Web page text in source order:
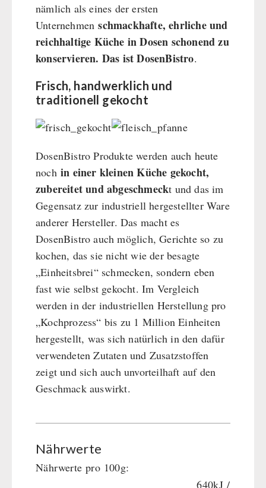
nämlich als eines der ersten
Unternehmenschmackhafte, ehrliche und
reichhaltige Küche in Dosen schonend zu
konservieren. Das ist DosenBistro.
Frisch, handwerklich und
traditionell gekocht
DosenBistro Produkte werden auch heute
noch in einer kleinen Küche gekocht,
zubereitet und abgeschmeckt und das im
Gegensatz zur industriell hergestellter Ware
anderer Hersteller. Das macht es
DosenBistro auch möglich, Gerichte so zu
kochen, das sie nicht wie der besagte
„Einheitsbrei“ schmecken, sondern eben
fast wie selbst gekocht. Im Vergleich
werden in der industriellen Herstellung pro
„Kochprozess“ bis zu 1 Million Einheiten
hergestellt, was sich natürlich in den dafür
verwendeten Zutaten und Zusatzstoffen
zeigt und sich auch unvorteilhaft auf den
Geschmack auswirkt.
Nährwerte
Nährwerte pro 100g:
640kJ /